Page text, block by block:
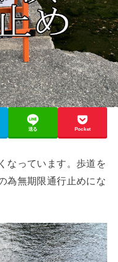
送る Pocket
なっています。歩道を
為無期限通行止めにな